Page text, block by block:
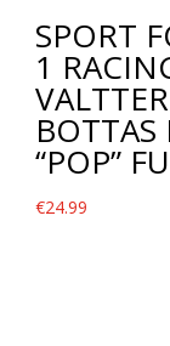
SPORT
1
BOTTAS
“POP”
€24.99